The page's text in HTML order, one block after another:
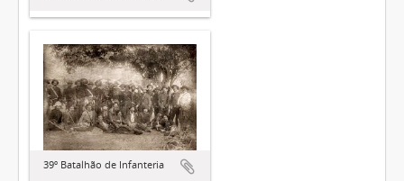
39º Batalhão de Infanteria